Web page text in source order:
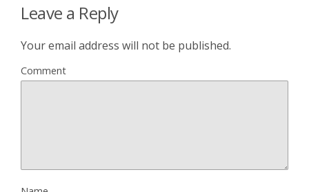
Leave a Reply
Your email address will not be published.
Comment